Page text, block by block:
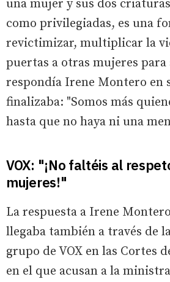
una mujer y sus dos
como privilegiadas, es una
revictimizar, multiplicar la
puertas a otras mujeres para
respondía Irene Montero en
finalizaba: "Somos más
hasta que no haya ni una
VOX: "¡No faltéis al
mujeres!"
La respuesta a Irene
llegaba también a través de
grupo de VOX en las Cortes
en el que acusan a la